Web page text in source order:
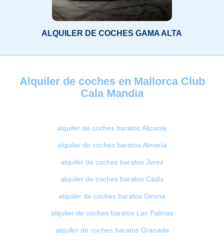
ALQUILER DE COCHES GAMA ALTA
Alquiler de coches en Mallorca Club
Cala Mandia
alquiler de coches baratos Alicante
alquiler de coches baratos Almería
alquiler de coches baratos Jerez
alquiler de coches baratos Cádiz
alquiler de coches baratos Girona
alquiler de coches baratos Las Palmas
alquiler de coches baratos Granada